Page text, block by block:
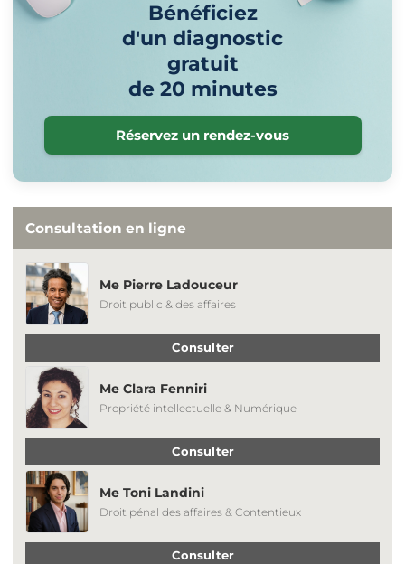
Bénéficiez
d'un diagnostic
gratuit
de 20 minutes
Réservez un rendez-vous
Consultation en ligne
Me Pierre Ladouceur
Droit public & des affaires
Consulter
Me Clara Fenniri
Propriété intellectuelle & Numérique
Consulter
Me Toni Landini
Droit pénal des affaires & Contentieux
Consulter